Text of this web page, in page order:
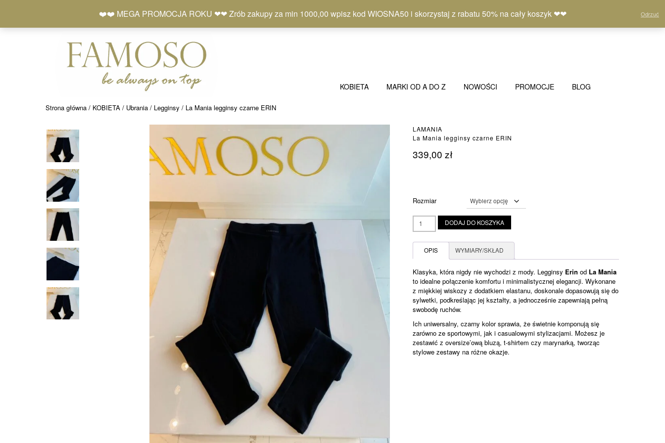
❤️❤️ MEGA PROMOCJA ROKU ❤❤ Zrób zakupy za min 1000,00 wpisz kod WIOSNA50 i skorzystaj z rabatu 50% na cały koszyk ❤❤ Odrzuć
content
Moje
+48 577 401 777
KOBIETA MARKI OD A DO Z NOWOŚCI PROMOCJE BLOG
Strona główna / KOBIETA / Ubrania / Legginsy / La Mania legginsy czarne ERIN
LAMANIA
La Mania legginsy czarne ERIN
339,00zł
Rozmiar
ilość
La
legginsy
czarne
DODAJ DO KOSZYKA
OPIS WYMIARY/SKŁAD
Klasyka, która nigdy nie wychodzi z mody. Legginsy Erin od La Mania
to idealne połączenie komfortu i minimalistycznej elegancji. Wykonane
z miękkiej wiskozy z dodatkiem elastanu, doskonale dopasowują się do
sylwetki, podkreślając jej kształty, a jednocześnie zapewniają pełną
swobodę ruchów.
Ich uniwersalny, czarny kolor sprawia, że świetnie komponują się
zarówno ze sportowymi, jak i casualowymi stylizacjami. Możesz je
zestawić z oversize’ową bluzą, t-shirtem czy marynarką, tworząc
stylowe zestawy na różne okazje.